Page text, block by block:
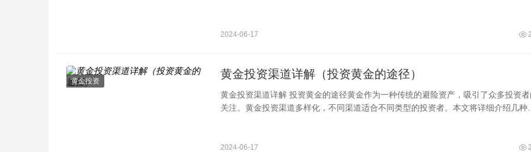
2024-06-17
黄金投资
黄金投资渠道详解（投资黄金的途径）
黄金投资渠道详解 投资黄金的途径黄金作为一种传统的避险资产，吸引了众多投资者
关注。黄金投资渠道多样化，不同渠道适合不同类型的投资者。本文将详细介绍几种常
2024-06-17